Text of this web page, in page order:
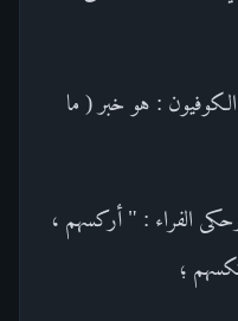
: هو خبر ( ما
الفراء : " أركسهم ،
؛